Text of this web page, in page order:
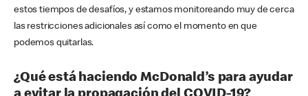
estos tiempos de desafíos, y estamos monitoreando muy de cerca
las restricciones adicionales así como el momento en que
podemos quitarlas.
¿Qué está haciendo McDonald’s para ayudar